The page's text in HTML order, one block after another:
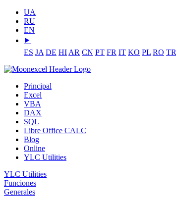
UA
RU
EN
⯈
ES JA DE HI AR CN PT FR IT KO PL RO TR
Principal
Excel
VBA
DAX
SQL
Libre Office CALC
Blog
Online
YLC Utilities
YLC Utilities
Funciones
Generales